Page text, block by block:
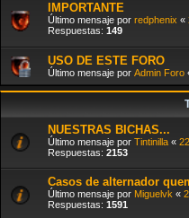
IMPORTANTE
Último mensaje por redphenix «
Respuestas: 149
USO DE ESTE FORO
Último mensaje por Admin Foro
NUESTRAS BICHAS...
Último mensaje por Tintinilla «
Respuestas: 2153
Casos de alternador
Último mensaje por Miguelvk «
Respuestas: 1591